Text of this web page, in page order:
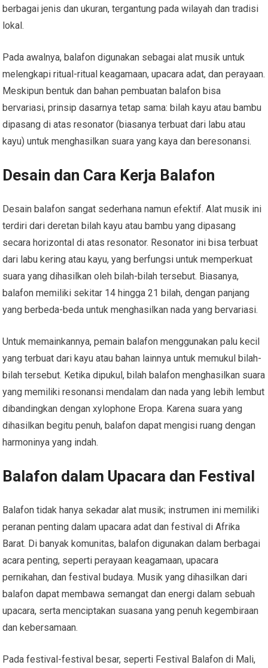
berbagai jenis dan ukuran, tergantung pada wilayah dan tradisi
lokal.
Pada awalnya, balafon digunakan sebagai alat musik untuk
melengkapi ritual-ritual keagamaan, upacara adat, dan perayaan.
Meskipun bentuk dan bahan pembuatan balafon bisa
bervariasi, prinsip dasarnya tetap sama: bilah kayu atau bambu
dipasang di atas resonator (biasanya terbuat dari labu atau
kayu) untuk menghasilkan suara yang kaya dan beresonansi.
Desain dan Cara Kerja Balafon
Desain balafon sangat sederhana namun efektif. Alat musik ini
terdiri dari deretan bilah kayu atau bambu yang dipasang
secara horizontal di atas resonator. Resonator ini bisa terbuat
dari labu kering atau kayu, yang berfungsi untuk memperkuat
suara yang dihasilkan oleh bilah-bilah tersebut. Biasanya,
balafon memiliki sekitar 14 hingga 21 bilah, dengan panjang
yang berbeda-beda untuk menghasilkan nada yang bervariasi.
Untuk memainkannya, pemain balafon menggunakan palu kecil
yang terbuat dari kayu atau bahan lainnya untuk memukul bilah-
bilah tersebut. Ketika dipukul, bilah balafon menghasilkan suara
yang memiliki resonansi mendalam dan nada yang lebih lembut
dibandingkan dengan xylophone Eropa. Karena suara yang
dihasilkan begitu penuh, balafon dapat mengisi ruang dengan
harmoninya yang indah.
Balafon dalam Upacara dan Festival
Balafon tidak hanya sekadar alat musik; instrumen ini memiliki
peranan penting dalam upacara adat dan festival di Afrika
Barat. Di banyak komunitas, balafon digunakan dalam berbagai
acara penting, seperti perayaan keagamaan, upacara
pernikahan, dan festival budaya. Musik yang dihasilkan dari
balafon dapat membawa semangat dan energi dalam sebuah
upacara, serta menciptakan suasana yang penuh kegembiraan
dan kebersamaan.
Pada festival-festival besar, seperti Festival Balafon di Mali,